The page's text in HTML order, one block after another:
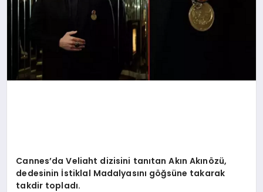
Cannes’da Veliaht dizisini tanıtan Akın Akınözü,
dedesinin İstiklal Madalyasını göğsüne takarak
takdir topladı.